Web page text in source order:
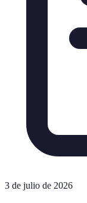
3 de julio de 2026